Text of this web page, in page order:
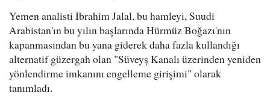
Yemen analisti Ibrahim Jalal, bu hamleyi, Suudi
Arabistan'ın bu yılın başlarında Hürmüz Boğazı'nın
kapanmasından bu yana giderek daha fazla kullandığı
alternatif güzergah olan "Süveyş Kanalı üzerinden yeniden
yönlendirme imkanını engelleme girişimi" olarak
tanımladı.